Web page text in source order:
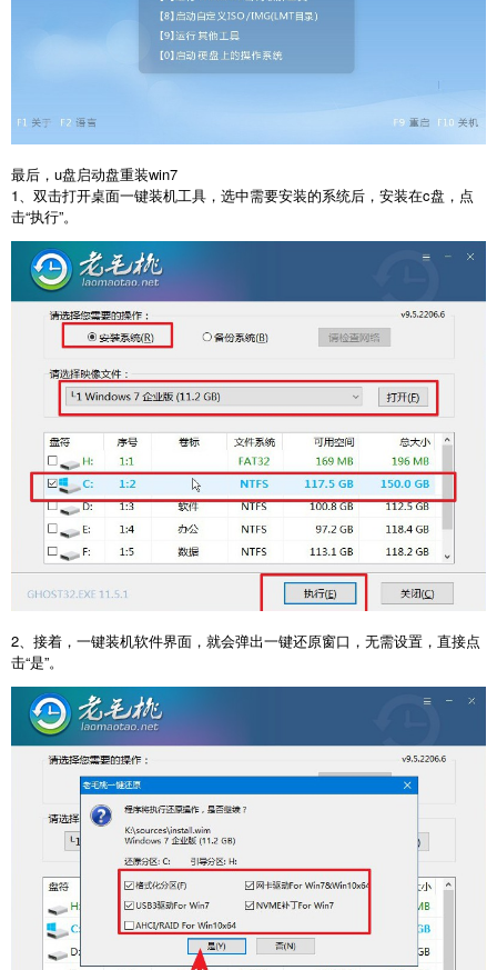
最后，u盘启动盘重装win7
1、双击打开桌面一键装机工具，选中需要安装的系统后，安装在c盘，点
击“执行”。
2、接着，一键装机软件界面，就会弹出一键还原窗口，无需设置，直接点
击“是”。